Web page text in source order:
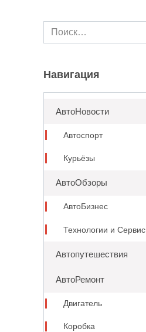
Search
for:
Навигация
АвтоНовости
Автоспорт
Курьёзы
АвтоОбзоры
АвтоБизнес
Технологии и Сервис
Автопутешествия
АвтоРемонт
Двигатель
Коробка